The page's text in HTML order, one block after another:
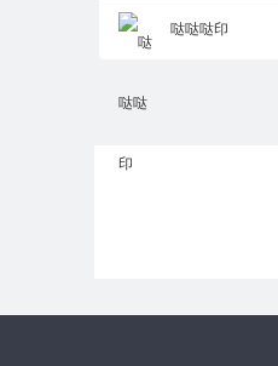
哒哒哒印